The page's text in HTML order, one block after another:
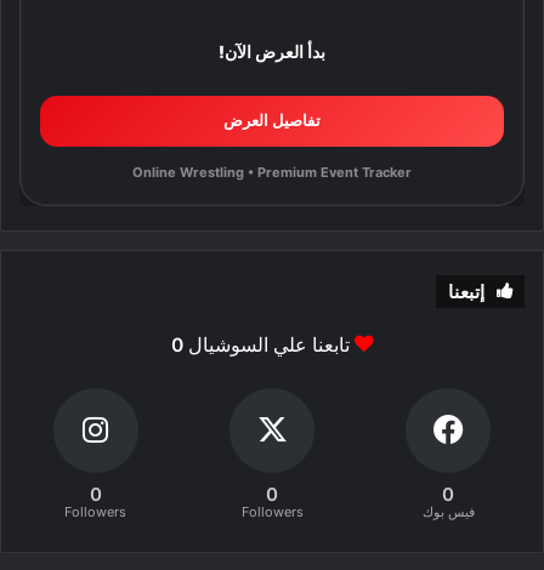
بدأ العرض الآن!
تفاصيل العرض
Online Wrestling • Premium Event Tracker
إتبعنا
تابعنا علي السوشيال0
0
فيس بوك
0
Followers
0
Followers